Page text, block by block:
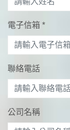
電子信箱 *
聯絡電話
公司名稱